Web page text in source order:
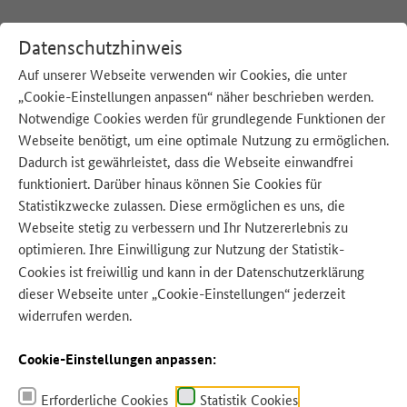
Datenschutzhinweis
Auf unserer Webseite verwenden wir Cookies, die unter
„Cookie-Einstellungen anpassen“ näher beschrieben werden.
Notwendige Cookies werden für grundlegende Funktionen der
Webseite benötigt, um eine optimale Nutzung zu ermöglichen.
Dadurch ist gewährleistet, dass die Webseite einwandfrei
funktioniert. Darüber hinaus können Sie Cookies für
Statistikzwecke zulassen. Diese ermöglichen es uns, die
Webseite stetig zu verbessern und Ihr Nutzererlebnis zu
optimieren. Ihre Einwilligung zur Nutzung der Statistik-
Cookies ist freiwillig und kann in der Datenschutzerklärung
dieser Webseite unter „Cookie-Einstellungen“ jederzeit
widerrufen werden.
Cookie-Einstellungen anpassen:
Erforderliche Cookies Statistik Cookies
:Startseite Blog